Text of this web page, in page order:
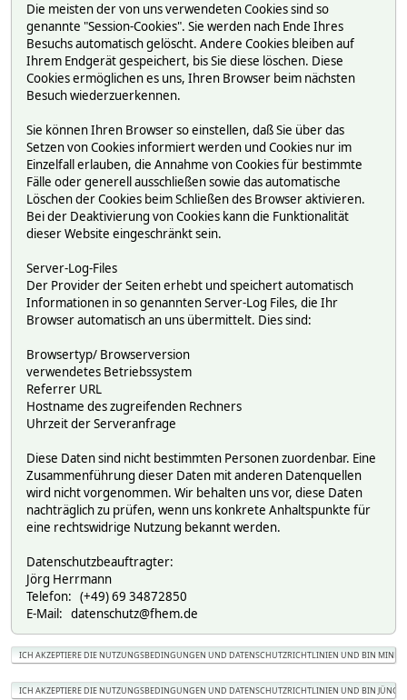
Die meisten der von uns verwendeten Cookies sind so
genannte "Session-Cookies". Sie werden nach Ende Ihres
Besuchs automatisch gelöscht. Andere Cookies bleiben auf
Ihrem Endgerät gespeichert, bis Sie diese löschen. Diese
Cookies ermöglichen es uns, Ihren Browser beim nächsten
Besuch wiederzuerkennen.
Sie können Ihren Browser so einstellen, daß Sie über das
Setzen von Cookies informiert werden und Cookies nur im
Einzelfall erlauben, die Annahme von Cookies für bestimmte
Fälle oder generell ausschließen sowie das automatische
Löschen der Cookies beim Schließen des Browser aktivieren.
Bei der Deaktivierung von Cookies kann die Funktionalität
dieser Website eingeschränkt sein.
Server-Log-Files
Der Provider der Seiten erhebt und speichert automatisch
Informationen in so genannten Server-Log Files, die Ihr
Browser automatisch an uns übermittelt. Dies sind:
Browsertyp/ Browserversion
verwendetes Betriebssystem
Referrer URL
Hostname des zugreifenden Rechners
Uhrzeit der Serveranfrage
Diese Daten sind nicht bestimmten Personen zuordenbar. Eine
Zusammenführung dieser Daten mit anderen Datenquellen
wird nicht vorgenommen. Wir behalten uns vor, diese Daten
nachträglich zu prüfen, wenn uns konkrete Anhaltspunkte für
eine rechtswidrige Nutzung bekannt werden.
Datenschutzbeauftragter:
Jörg Herrmann
Telefon: (+49) 69 34872850
E-Mail: datenschutz@fhem.de